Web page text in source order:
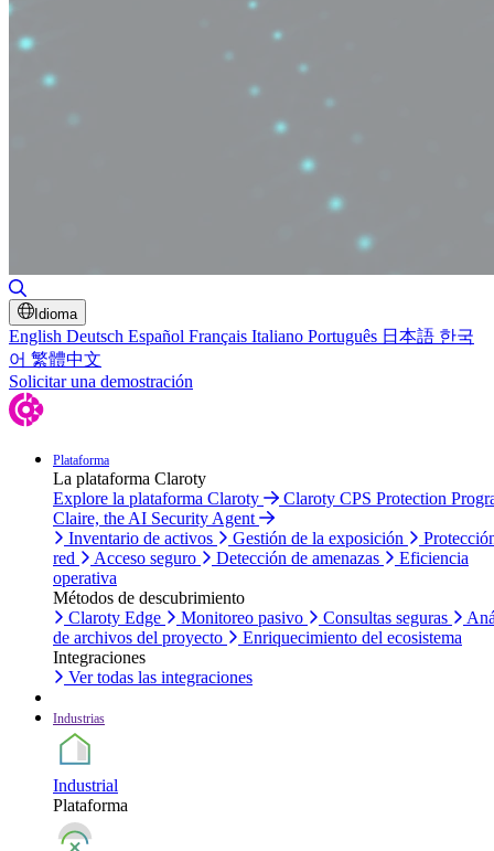
Idioma
English Deutsch Español Français Italiano Português 日本語 한국
어 繁體中文
Solicitar una demostración
Plataforma
La plataforma Claroty
Explore la plataforma Claroty
Claroty CPS Protection
Claire, the AI Security Agent
Inventario de activos
Gestión de la exposición
red
Acceso seguro Detección de amenazas
Eficiencia
operativa
Métodos de descubrimiento
Claroty Edge
Monitoreo pasivo Consultas seguras
de archivos del proyecto
Enriquecimiento del ecosistema
Integraciones
Ver todas las integraciones
Industrias
Industrial
Plataforma